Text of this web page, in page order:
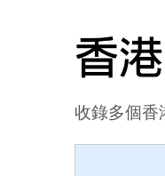
收錄多個香